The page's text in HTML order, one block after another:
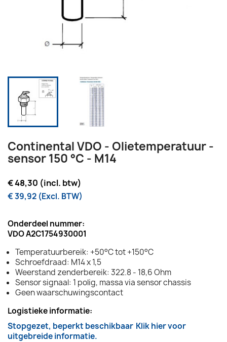
Continental VDO - Olietemperatuur -
sensor 150 °C - M14
€ 48,30 (incl. btw)
€ 39,92 (Excl. BTW)
Onderdeel nummer:
VDO A2C1754930001
Temperatuurbereik: +50°C tot +150°C
Schroefdraad: M14 x 1,5
Weerstand zenderbereik: 322.8 - 18,6 Ohm
Sensor signaal: 1 polig, massa via sensor chassis
Geen waarschuwingscontact
Logistieke informatie:
Stopgezet, beperkt beschikbaar Klik hier voor
uitgebreide informatie.